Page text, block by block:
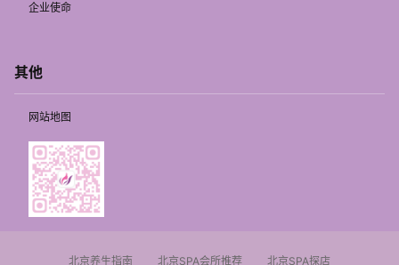
企业使命
其他
网站地图
北京养生指南 北京SPA会所推荐 北京SPA探店